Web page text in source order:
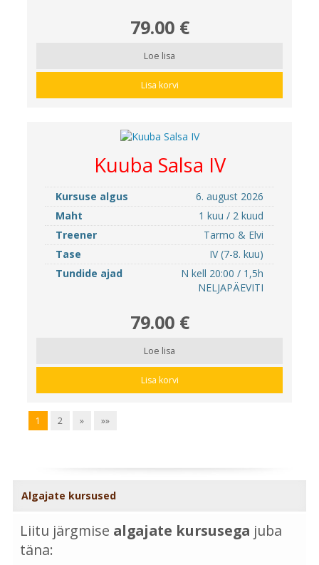
79.00 €
Loe lisa
Lisa korvi
Kuuba Salsa IV
Kursuse algus
6. august 2026
Maht
1 kuu / 2 kuud
Treener
Tarmo & Elvi
Tase
IV (7-8. kuu)
Tundide ajad
N kell 20:00 / 1,5h
NELJAPÄEVITI
79.00 €
Loe lisa
Lisa korvi
1 2 » »»
Algajate kursused
Liitu järgmise algajate kursusega juba
täna: